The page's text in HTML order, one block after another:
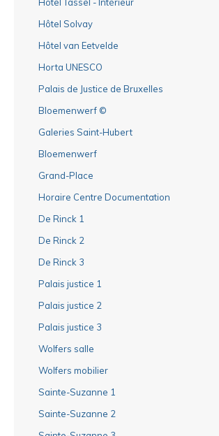
Hôtel Solvay
Hôtel van Eetvelde
Horta UNESCO
Palais de Justice de Bruxelles
Bloemenwerf ©
Galeries Saint-Hubert
Bloemenwerf
Grand-Place
Horaire Centre Documentation
De Rinck 1
De Rinck 2
De Rinck 3
Palais justice 1
Palais justice 2
Palais justice 3
Wolfers salle
Wolfers mobilier
Sainte-Suzanne 1
Sainte-Suzanne 2